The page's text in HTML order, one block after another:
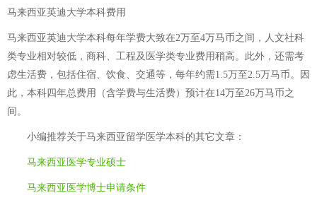
马来西亚英迪大学本科费用
马来西亚英迪大学本科每年学费大致在2万至4万马币之间，人文社科
类专业相对较低，商科、工程及医学类专业费用稍高。此外，还需考
虑生活费，包括住宿、饮食、交通等，每年约需1.5万至2.5万马币。因
此，本科四年总费用（含学费与生活费）预计在14万至26万马币之
间。
小编推荐关于马来西亚留学医学本科的其它文章：
马来西亚医学专业硕士
马来西亚医学博士申请条件